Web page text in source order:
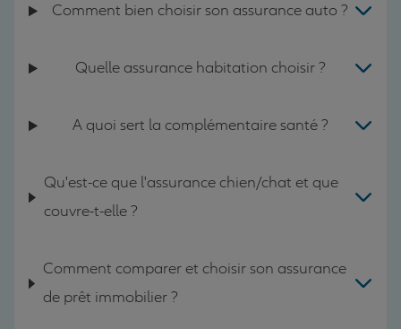
Comment bien choisir son assurance auto ?
Quelle assurance habitation choisir ?
A quoi sert la complémentaire santé ?
Qu'est-ce que l'assurance chien/chat et que
couvre-t-elle ?
Comment comparer et choisir son assurance
de prêt immobilier ?